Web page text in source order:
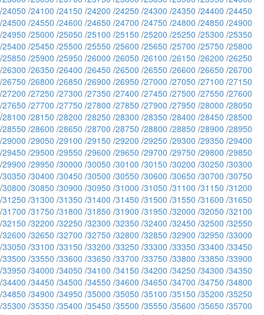
/24050 /24100 /24150 /24200 /24250 /24300 /24350 /24400 /24450
/24500 /24550 /24600 /24650 /24700 /24750 /24800 /24850 /24900
/24950 /25000 /25050 /25100 /25150 /25200 /25250 /25300 /25350
/25400 /25450 /25500 /25550 /25600 /25650 /25700 /25750 /25800
/25850 /25900 /25950 /26000 /26050 /26100 /26150 /26200 /26250
/26300 /26350 /26400 /26450 /26500 /26550 /26600 /26650 /26700
/26750 /26800 /26850 /26900 /26950 /27000 /27050 /27100 /27150
/27200 /27250 /27300 /27350 /27400 /27450 /27500 /27550 /27600
/27650 /27700 /27750 /27800 /27850 /27900 /27950 /28000 /28050
/28100 /28150 /28200 /28250 /28300 /28350 /28400 /28450 /28500
/28550 /28600 /28650 /28700 /28750 /28800 /28850 /28900 /28950
/29000 /29050 /29100 /29150 /29200 /29250 /29300 /29350 /29400
/29450 /29500 /29550 /29600 /29650 /29700 /29750 /29800 /29850
/29900 /29950 /30000 /30050 /30100 /30150 /30200 /30250 /30300
/30350 /30400 /30450 /30500 /30550 /30600 /30650 /30700 /30750
/30800 /30850 /30900 /30950 /31000 /31050 /31100 /31150 /31200
/31250 /31300 /31350 /31400 /31450 /31500 /31550 /31600 /31650
/31700 /31750 /31800 /31850 /31900 /31950 /32000 /32050 /32100
/32150 /32200 /32250 /32300 /32350 /32400 /32450 /32500 /32550
/32600 /32650 /32700 /32750 /32800 /32850 /32900 /32950 /33000
/33050 /33100 /33150 /33200 /33250 /33300 /33350 /33400 /33450
/33500 /33550 /33600 /33650 /33700 /33750 /33800 /33850 /33900
/33950 /34000 /34050 /34100 /34150 /34200 /34250 /34300 /34350
/34400 /34450 /34500 /34550 /34600 /34650 /34700 /34750 /34800
/34850 /34900 /34950 /35000 /35050 /35100 /35150 /35200 /35250
/35300 /35350 /35400 /35450 /35500 /35550 /35600 /35650 /35700